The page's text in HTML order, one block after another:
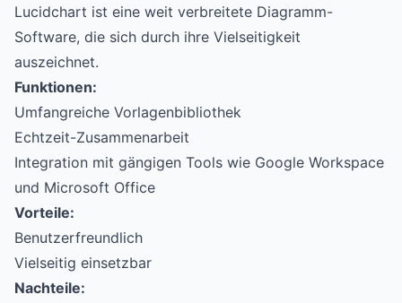
Lucidchart ist eine weit verbreitete Diagramm-
Software, die sich durch ihre Vielseitigkeit
auszeichnet.
Funktionen:
Umfangreiche Vorlagenbibliothek
Echtzeit-Zusammenarbeit
Integration mit gängigen Tools wie Google Workspace
und Microsoft Office
Vorteile:
Benutzerfreundlich
Vielseitig einsetzbar
Nachteile: